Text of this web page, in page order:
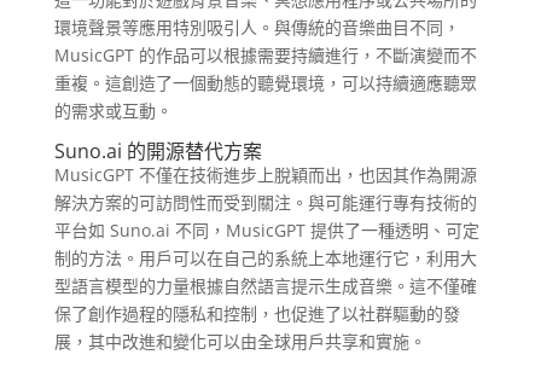
環境聲景等應用特別吸引人。與傳統的音樂曲目不同，
MusicGPT 的作品可以根據需要持續進行，不斷演變而不
重複。這創造了一個動態的聽覺環境，可以持續適應聽眾
的需求或互動。
Suno.ai 的開源替代方案
MusicGPT 不僅在技術進步上脫穎而出，也因其作為開源
解決方案的可訪問性而受到關注。與可能運行專有技術的
平台如 Suno.ai 不同，MusicGPT 提供了一種透明、可定
制的方法。用戶可以在自己的系統上本地運行它，利用大
型語言模型的力量根據自然語言提示生成音樂。這不僅確
保了創作過程的隱私和控制，也促進了以社群驅動的發
展，其中改進和變化可以由全球用戶共享和實施。